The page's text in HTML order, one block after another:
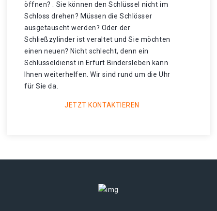
öffnen? . Sie können den Schlüssel nicht im
Schloss drehen? Müssen die Schlösser
ausgetauscht werden? Oder der
Schließzylinder ist veraltet und Sie möchten
einen neuen? Nicht schlecht, denn ein
Schlüsseldienst in Erfurt Bindersleben kann
Ihnen weiterhelfen. Wir sind rund um die Uhr
für Sie da.
JETZT KONTAKTIEREN